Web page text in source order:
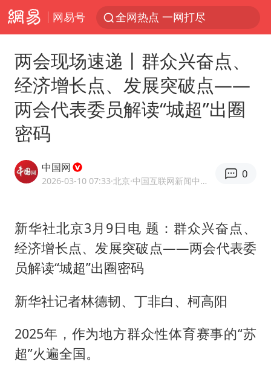
网易号 全网热点 一网打尽
两会现场速递丨群众兴奋点、
经济增长点、发展突破点——
两会代表委员解读“城超”出圈
密码
中国网
2026-03-10 07:33·北京 ·中国互联网新闻中心（中国网）官方网易号
0
新华社北京3月9日电 题：群众兴奋点、
经济增长点、发展突破点——两会代表委
员解读“城超”出圈密码
新华社记者林德韧、丁非白、柯高阳
2025年，作为地方群众性体育赛事的“苏
超”火遍全国。